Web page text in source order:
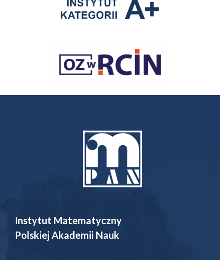
Instytut Matematyczny
Polskiej Akademii Nauk